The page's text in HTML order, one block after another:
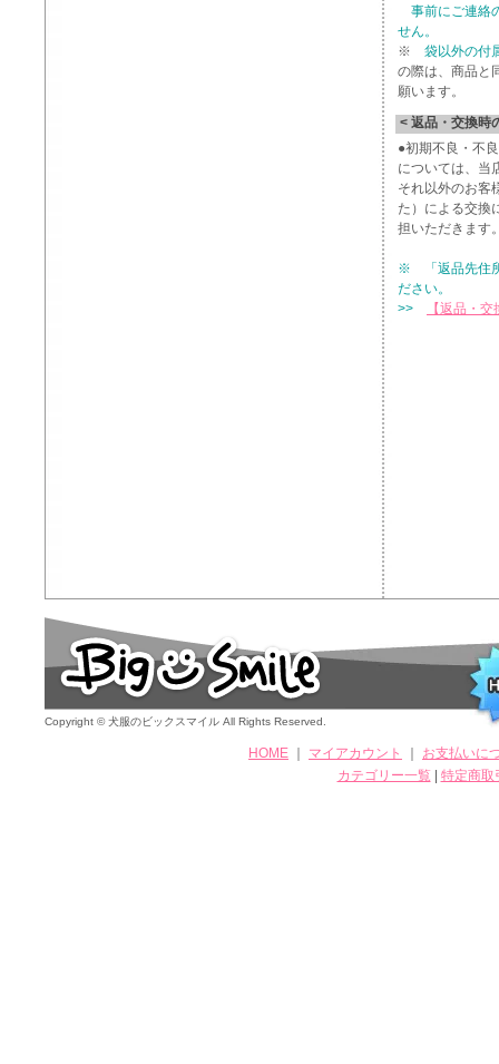
事前にご連絡
せん。
※ 袋以外の付
の際は、商品と
願います。
< 返品・交換時
●初期不良・不
については、当
それ以外のお客
た）による交換
担いただきます
※ 「返品先住
ださい。
>>
【返品・
Copyright © 犬服のビックスマイル All Rights Reserved.
HOME マイアカウント
お支払いに
カテゴリー一覧| 特定商取